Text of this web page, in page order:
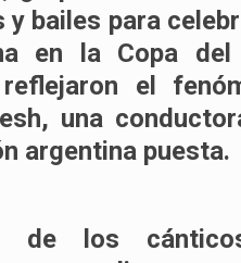
y bailes para
en la Copa
reflejaron el
una
argentina puesta.
de los